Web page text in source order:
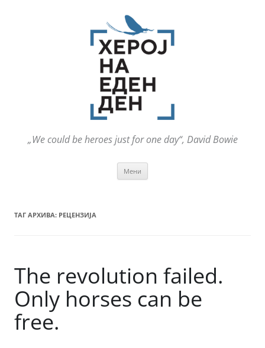
„We could be heroes just for one day“, David Bowie
Мени
ТАГ АРХИВА: РЕЦЕНЗИЈА
The revolution failed.
Only horses can be
free.